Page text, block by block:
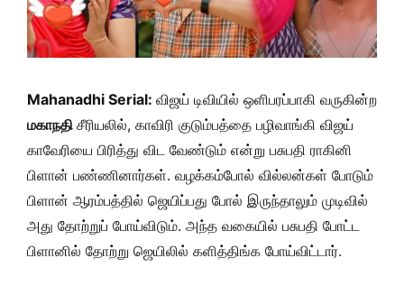
Mahanadhi Serial: விஜய் டிவியில் ஒளிபரப்பாகி வருகின்ற
மகாநதி சீரியலில், காவிரி குடும்பத்தை பழிவாங்கி விஜய்
காவேரியை பிரித்து விட வேண்டும் என்று பசுபதி ராகினி
பிளான் பண்ணினார்கள். வழக்கம்போல் வில்லன்கள் போடும்
பிளான் ஆரம்பத்தில் ஜெயிப்பது போல் இருந்தாலும் முடிவில்
அது தோற்றுப் போய்விடும். அந்த வகையில் பசுபதி போட்ட
பிளானில் தோற்று ஜெயிலில் களித்திங்க போய்விட்டார்.